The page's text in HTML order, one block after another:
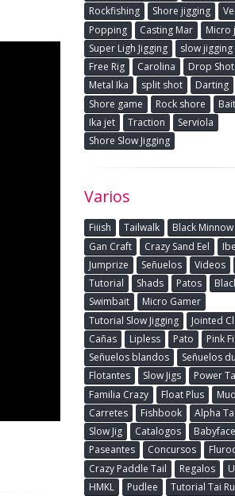
Rockfishing
Shore jigging
Popping
Casting Mar
Micro
Super Ligh Jigging
slow jigging
Free Rig
Carolina Drop Shot
Metal Ika
split shot Darting
Shore game
Rock shore
Ika jet
Traction
Serviola
Shore Slow Jigging
Varios
Fiiish Tailwalk
Black Minnow
Gan Craft
Crazy Sand Eel
Jumprize
Señuelos Videos
Tutorial
Shads Patos
Swimbait
Micro Gamer
Tutorial Slow Jigging
Jointed
Cañas
Lipless Pato
Pink
Señuelos blandos
Señuelos
Flotantes
Slow Jigs
Power
Familia Crazy
Float Plus
Carretes
Fishbook
Alpha
Slow Jig
Catalogos Babyface
Paseantes
Concursos
Crazy Paddle Tail
Regalos
HMKL
Pudlee
Tutorial Tai